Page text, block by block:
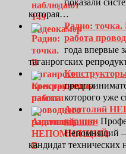
показали
которая…
Радио: точка.
работа
года впервые
таганрогских
которого уже
Анатолий
вершин
Непомнящий –
кандидат